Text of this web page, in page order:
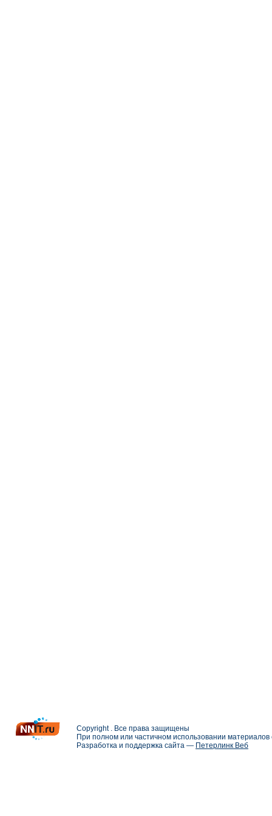
Copyright . Все права защищены
При полном или частичном использовании
Разработка и поддержка сайта — Петерлинк Веб